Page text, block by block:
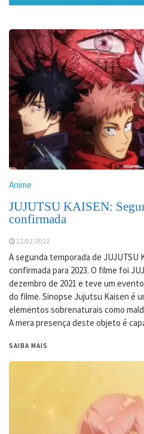
Anime
JUJUTSU KAISEN:
confirmada
12/02/2022
A segunda temporada de JUJUTSU
confirmada para 2023. O filme foi
dezembro de 2021 e teve um
do filme. Sinopse Jujutsu Kaisen é
elementos sobrenaturais como
A mera presença deste objeto é
SAIBA MAIS